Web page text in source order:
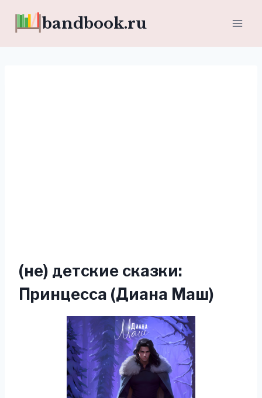
bandbook.ru
(не) детские сказки:
Принцесса (Диана Маш)